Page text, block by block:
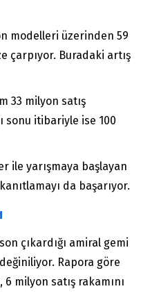
modelleri üzerinden 59
çarpıyor. Buradaki artış
33 milyon satış
sonu itibariyle ise 100
ile yarışmaya başlayan
da başarıyor.
çıkardığı amiral gemi
Rapora göre
milyon satış rakamını